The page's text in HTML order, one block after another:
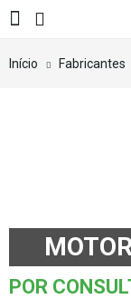
Início Fabricantes
POR